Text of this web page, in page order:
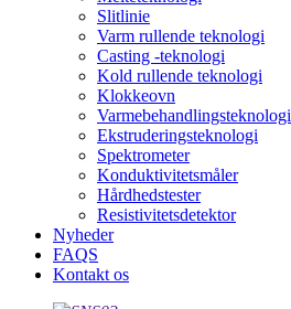
Slitlinie
Varm rullende teknologi
Casting -teknologi
Kold rullende teknologi
Klokkeovn
Varmebehandlingsteknologi
Ekstruderingsteknologi
Spektrometer
Konduktivitetsmåler
Hårdhedstester
Resistivitetsdetektor
Nyheder
FAQS
Kontakt os